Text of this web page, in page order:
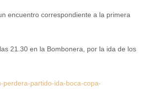
encuentro correspondiente a la primera
21.30 en la Bombonera, por la ida de los
perdera-partido-ida-boca-copa-